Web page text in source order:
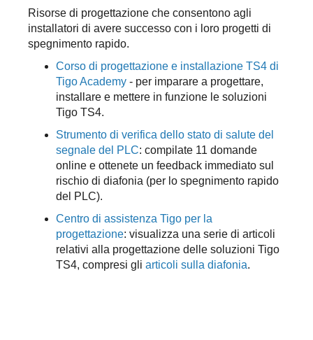
Risorse di progettazione che consentono agli
installatori di avere successo con i loro progetti di
spegnimento rapido.
Corso di progettazione e installazione TS4 di
Tigo Academy - per imparare a progettare,
installare e mettere in funzione le soluzioni
Tigo TS4.
Strumento di verifica dello stato di salute del
segnale del PLC: compilate 11 domande
online e ottenete un feedback immediato sul
rischio di diafonia (per lo spegnimento rapido
del PLC).
Centro di assistenza Tigo per la
progettazione: visualizza una serie di articoli
relativi alla progettazione delle soluzioni Tigo
TS4, compresi gli articoli sulla diafonia.